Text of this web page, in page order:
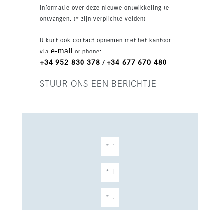
parkeergelegenheid voor 2 auto's. Bewoners
hebben bovendien toegang tot exclusieve
conciërgeservice, fitnessruimte, spa, bioscoop,
verwarmd binnenzwembad, sauna en Turks bad.
informatie over deze nieuwe ontwikkeling te
ontvangen. (* zijn verplichte velden)
U kunt ook contact opnemen met het kantoor
via e-mail or phone:
+34 952 830 378 / +34 677 670 480
STUUR ONS EEN BERICHTJE